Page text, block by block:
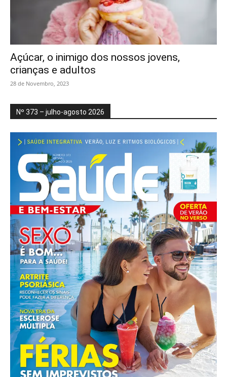
Açúcar, o inimigo dos nossos jovens,
crianças e adultos
28 de Novembro, 2023
Nº 373 – julho-agosto 2026